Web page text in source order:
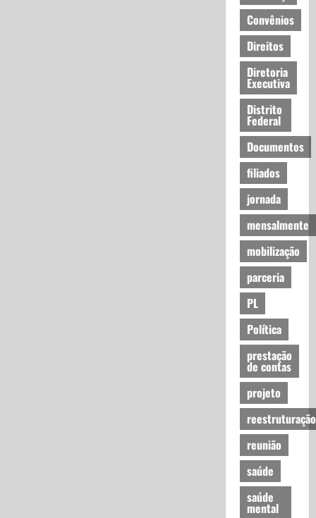
Convênios
Direitos
Diretoria
Executiva
Distrito
Federal
Documentos
filiados
jornada
mensalmente
mobilização
parceria
PL
Política
prestação
de contas
projeto
reestruturação
reunião
saúde
saúde
mental